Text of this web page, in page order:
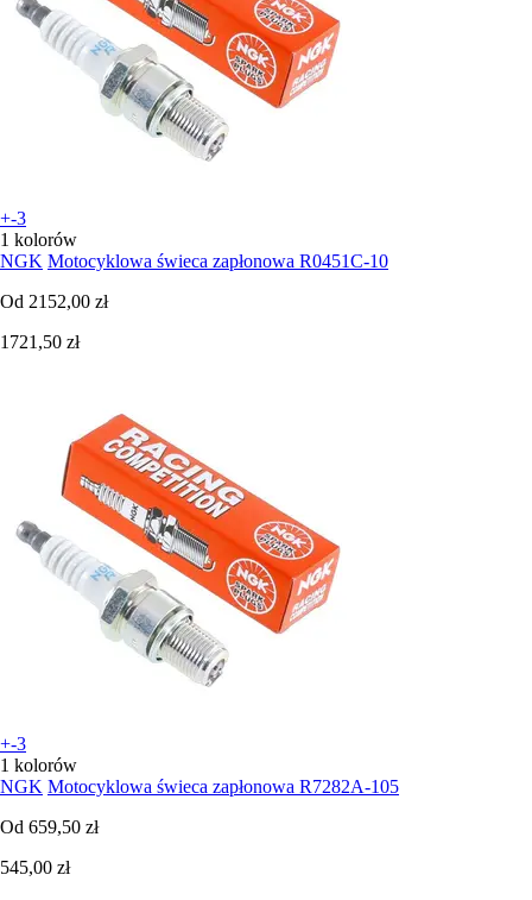
+-3
1 kolorów
NGK Motocyklowa świeca zapłonowa R0451C-10
Od 2152,00 zł
1721,50 zł
+-3
1 kolorów
NGK Motocyklowa świeca zapłonowa R7282A-105
Od 659,50 zł
545,00 zł